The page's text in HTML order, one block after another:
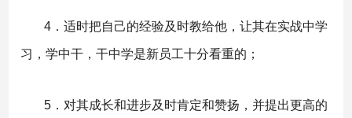
4．适时把自己的经验及时教给他，让其在实战中学
习，学中干，干中学是新员工十分看重的；
5．对其成长和进步及时肯定和赞扬，并提出更高的